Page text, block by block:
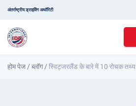
अंतर्राष्ट्रीय ड्राइविंग अथॉरिटी
होम पेज /ब्लॉग/स्विट्जरलैंड के बारे में 10 रोचक तथ्य